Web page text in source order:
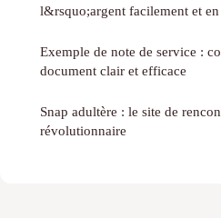
l&rsquo;argent facilement et
Exemple de note de service :
document clair et efficace
Snap adultère : le site de
révolutionnaire